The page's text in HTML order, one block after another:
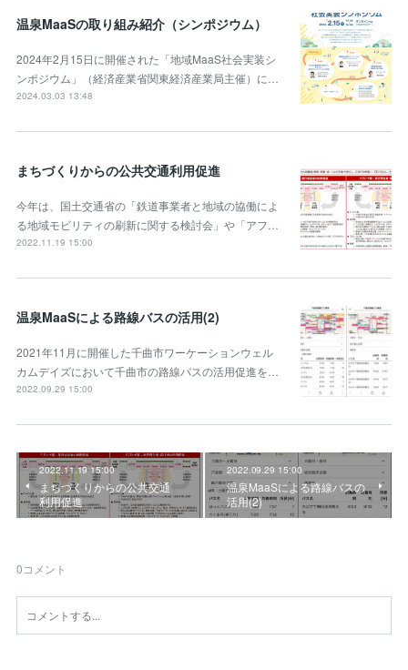
温泉MaaSの取り組み紹介（シンポジウム）
2024年2月15日に開催された「地域MaaS社会実装シ
ンポジウム」（経済産業省関東経済産業局主催）に…
2024.03.03 13:48
まちづくりからの公共交通利用促進
今年は、国土交通省の「鉄道事業者と地域の協働によ
る地域モビリティの刷新に関する検討会」や「アフ…
2022.11.19 15:00
温泉MaaSによる路線バスの活用(2)
2021年11月に開催した千曲市ワーケーションウェル
カムデイズにおいて千曲市の路線バスの活用促進を…
2022.09.29 15:00
2022.11.19 15:00
まちづくりからの公共交通
利用促進
2022.09.29 15:00
温泉MaaSによる路線バスの
活用(2)
0コメント